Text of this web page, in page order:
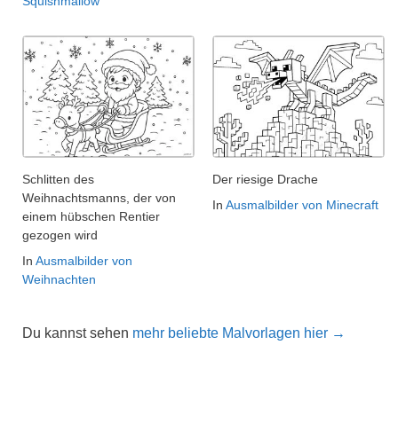
Schlitten des
Weihnachtsmanns, der von
einem hübschen Rentier
gezogen wird
In Ausmalbilder von
Weihnachten
Der riesige Drache
In Ausmalbilder von Minecraft
Du kannst sehen mehr beliebte Malvorlagen hier →